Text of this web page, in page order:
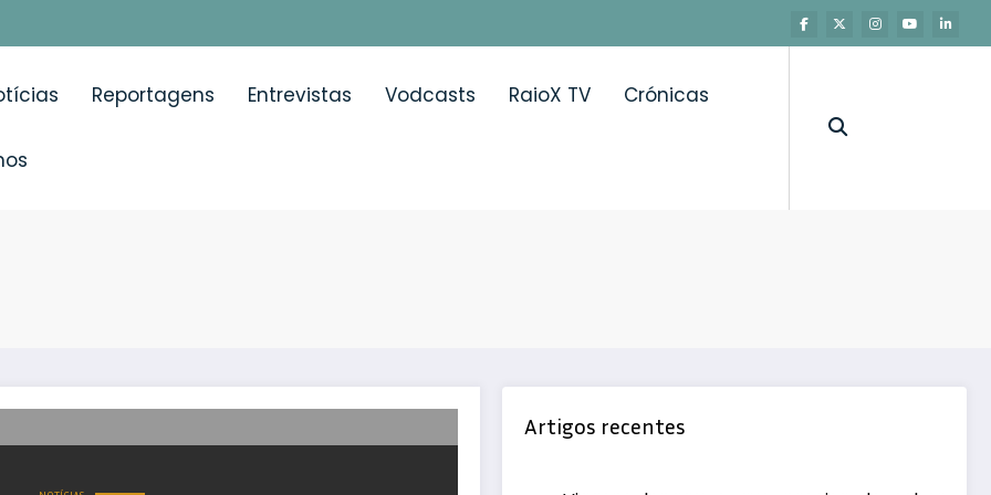
Reportagens Entrevistas Vodcasts RaioX TV Crónicas
Artigos recentes